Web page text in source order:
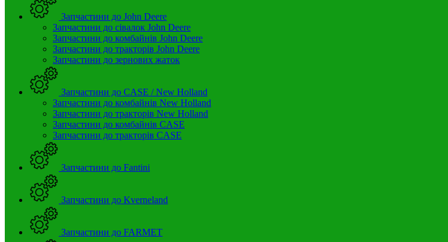
Запчастини до John Deere
Запчастини до сівалок John Deere
Запчастини до комбайнів John Deere
Запчастини до тракторів John Deere
Запчастини до зернових жаток
Запчастини до CASE / New Holland
Запчастини до комбайнів New Holland
Запчастини до тракторів New Holland
Запчастини до комбайнів CASE
Запчастини до тракторів CASE
Запчастини до Fantini
Запчастини до Kverneland
Запчастини до FARMET